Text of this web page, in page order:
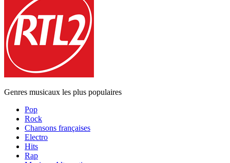
Genres musicaux les plus populaires
Pop
Rock
Chansons françaises
Electro
Hits
Rap